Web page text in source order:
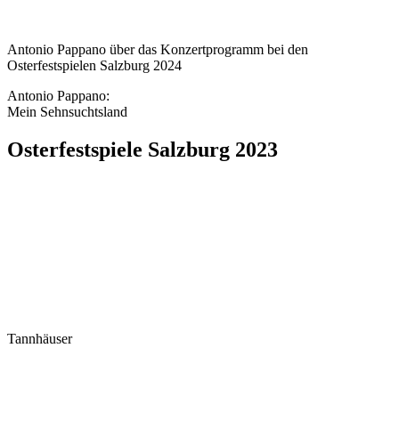
Antonio Pappano über das Konzertprogramm bei den
Osterfestspielen Salzburg 2024
Antonio Pappano:
Mein Sehnsuchtsland
Osterfestspiele Salzburg 2023
Tannhäuser